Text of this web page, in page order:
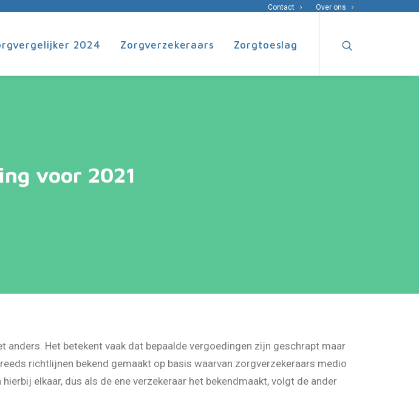
Contact Over ons
2024 Zorgverzekeraars Zorgtoeslag
voor 2021
Het betekent vaak dat bepaalde vergoedingen zijn geschrapt maar
richtlijnen bekend gemaakt op basis waarvan zorgverzekeraars medio
elkaar, dus als de ene verzekeraar het bekendmaakt, volgt de ander